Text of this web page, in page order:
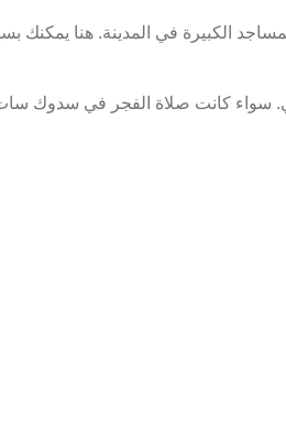
الكبيرة في المدينة. هنا يمكنك
سواء كانت صلاة الفجر في سدوك